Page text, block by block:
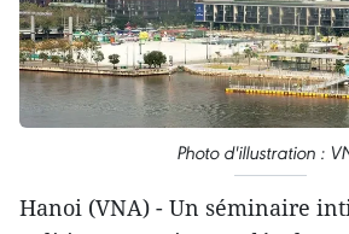
Photo d'illustration :
Hanoi (VNA) - Un séminaire